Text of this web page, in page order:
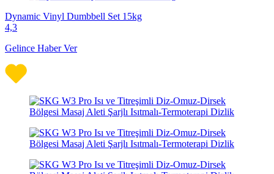
Dynamic Vinyl Dumbbell Set 15kg
4,3
Gelince Haber Ver